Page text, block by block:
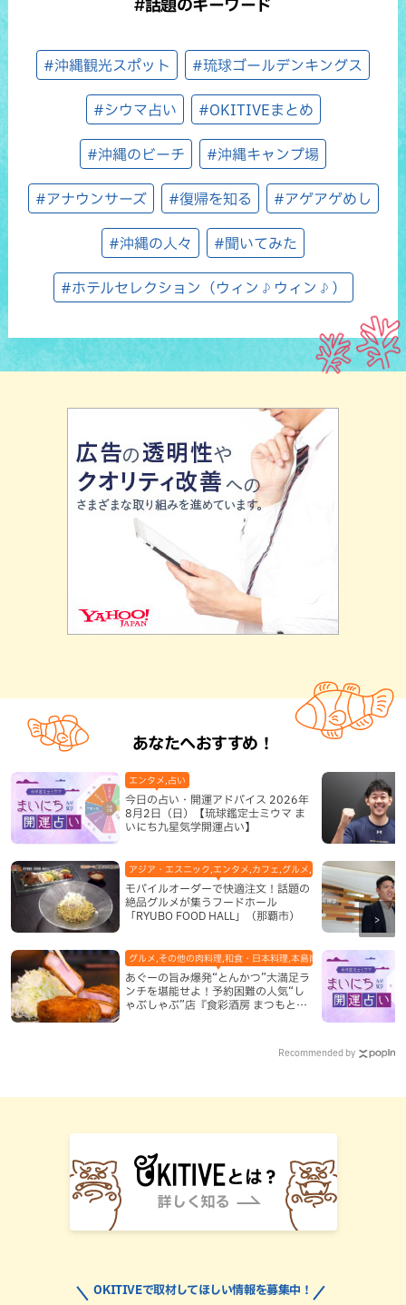
#話題のキーワード
#沖縄観光スポット #琉球ゴールデンキングス
#シウマ占い #OKITIVEまとめ
#沖縄のビーチ #沖縄キャンプ場
#アナウンサーズ #復帰を知る #アゲアゲめし
#沖縄の人々 #聞いてみた
#ホテルセレクション（ウィン♪ウィン♪）
あなたへおすすめ！
今日の占い・開運アドバイス 2026年
8月2日（日）【琉球鑑定士ミウマ ま
いにち九星気学開運占い】
エンタメ,占い
モバイルオーダーで快適注文！話題の
絶品グルメが集うフードホール
「RYUBO FOOD HALL」（那覇市）
アジア・エスニック,エンタメ,カフェ,グルメ,テレビ,中華,地域,本島
あぐーの旨み爆発“とんかつ”大満足ラ
ンチを堪能せよ！予約困難の人気“し
ゃぶしゃぶ”店『食彩酒房 まつもと』
グルメ,その他の肉料理,和食・日本料理,本島南部,那覇市
Recommended by
OKITIVEで取材してほしい情報を募集中！